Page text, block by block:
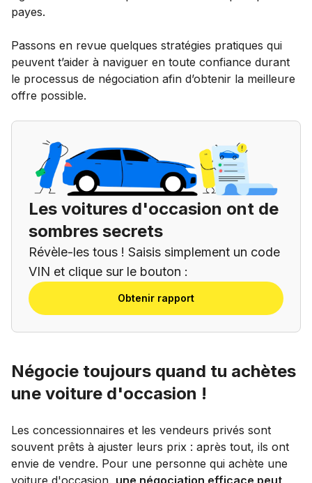
payes.
Passons en revue quelques stratégies pratiques qui
peuvent t’aider à naviguer en toute confiance durant
le processus de négociation afin d’obtenir la meilleure
offre possible.
Les voitures d'occasion ont de
sombres secrets
Révèle-les tous ! Saisis simplement un code
VIN et clique sur le bouton :
Obtenir rapport
Négocie toujours quand tu achètes
une voiture d'occasion !
Les concessionnaires et les vendeurs privés sont
souvent prêts à ajuster leurs prix : après tout, ils ont
envie de vendre. Pour une personne qui achète une
voiture d'occasion, une négociation efficace peut